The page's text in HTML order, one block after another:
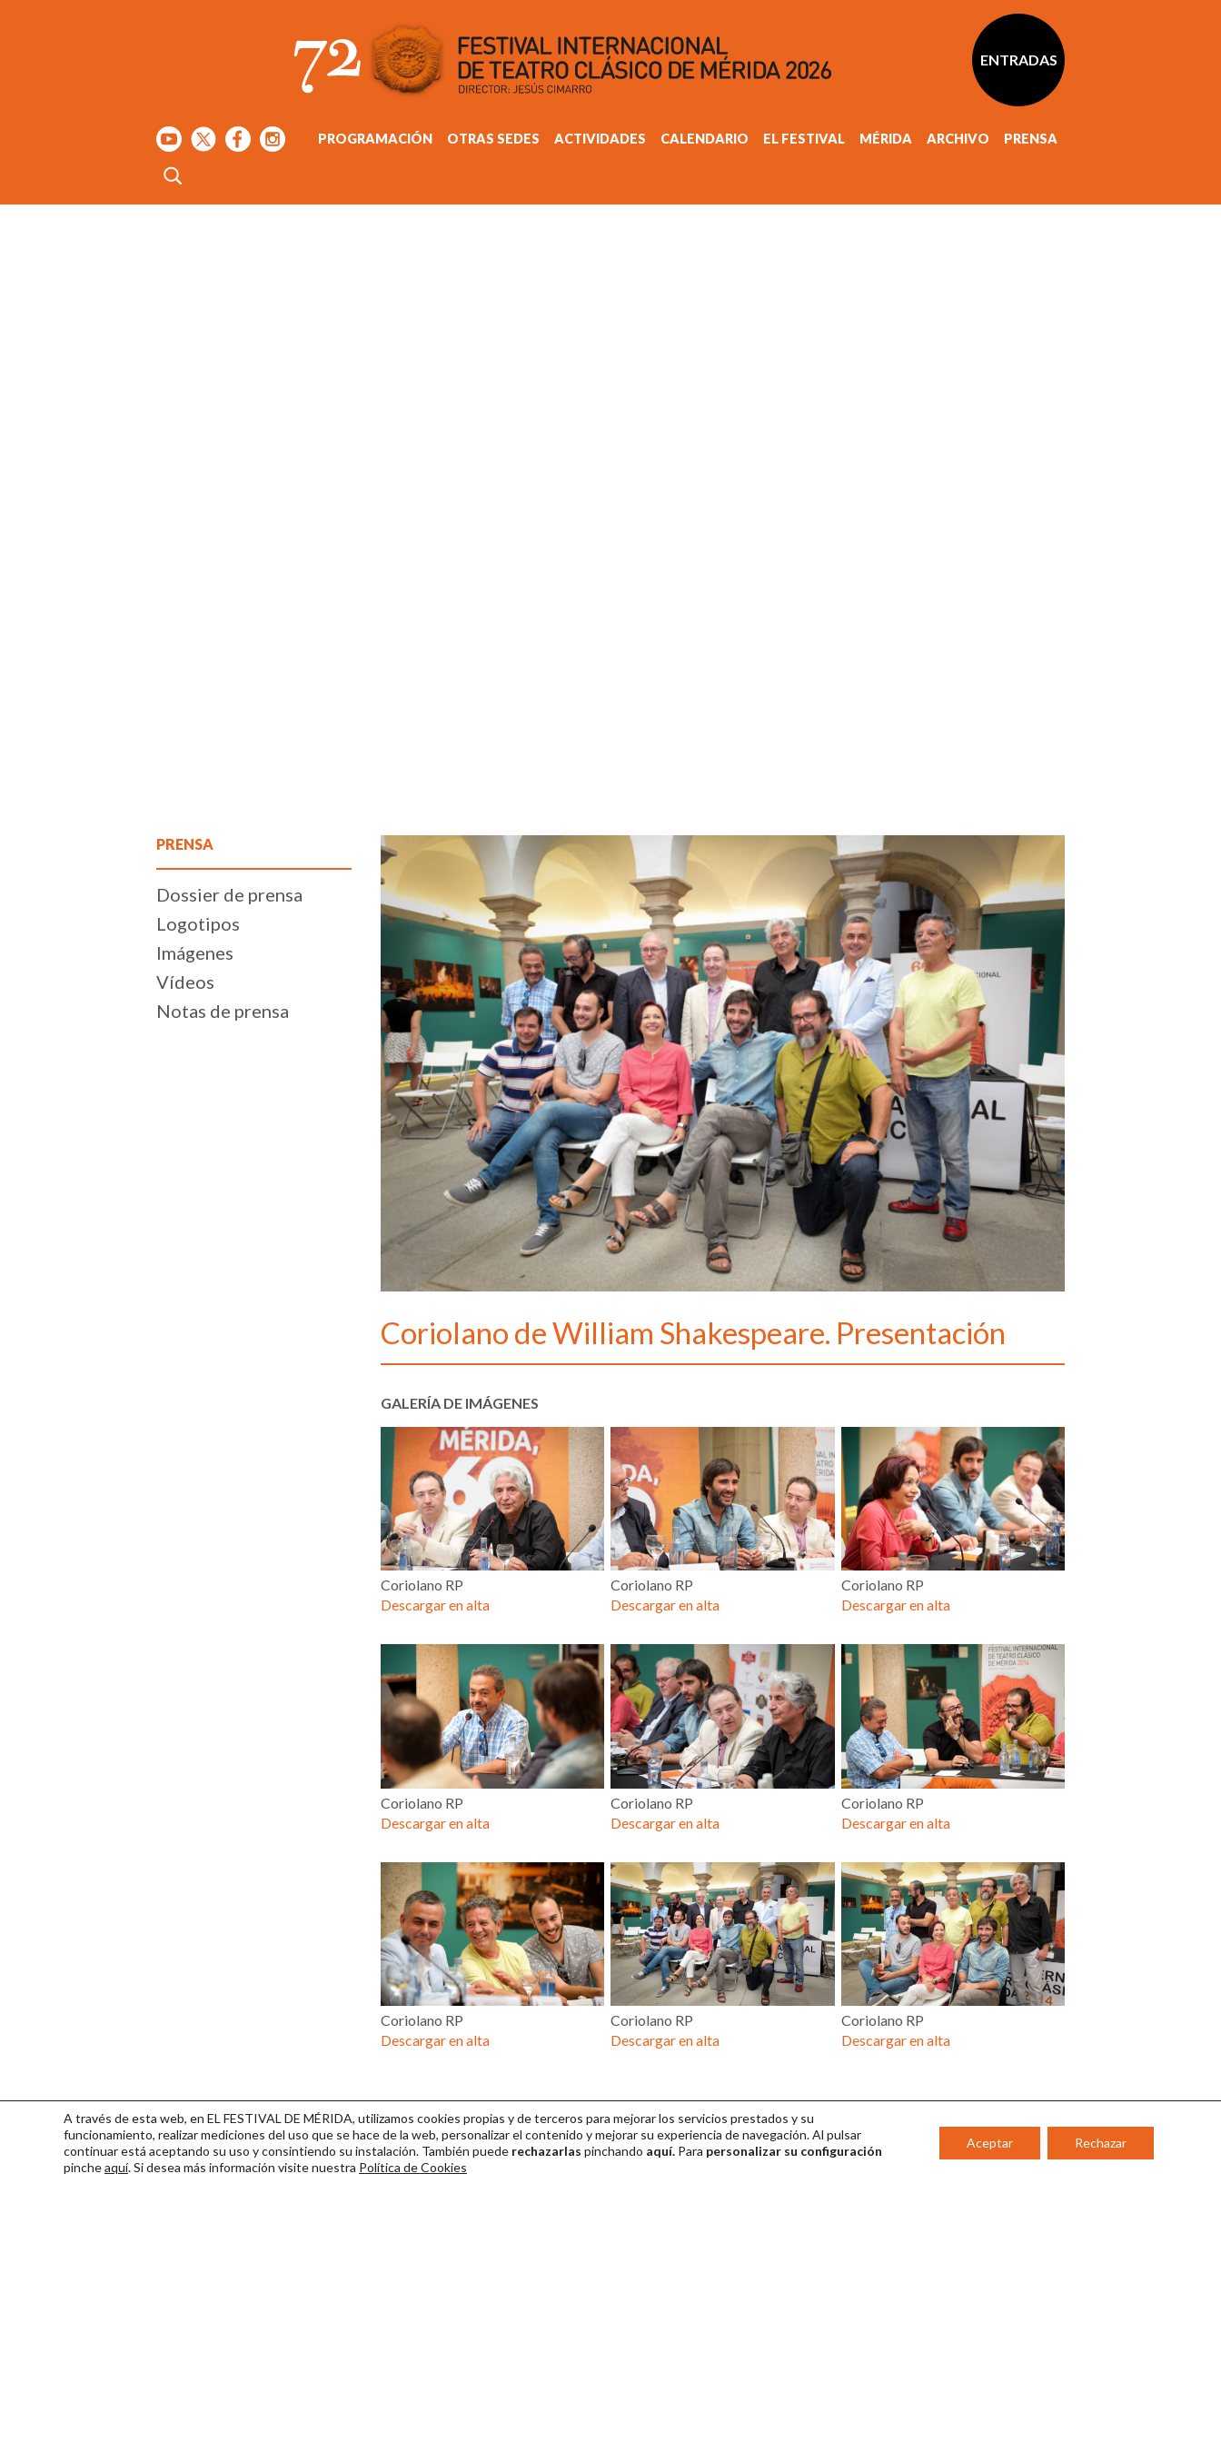
ENTRADAS
PROGRAMACIÓN OTRAS SEDES ACTIVIDADES CALENDARIO EL FESTIVAL MÉRIDA ARCHIVO PRENSA
PRENSA
Dossier de prensa
Logotipos
Imágenes
Vídeos
Notas de prensa
Coriolano de William Shakespeare. Presentación
GALERÍA DE IMÁGENES
Coriolano RP
Descargar en alta
Coriolano RP
Descargar en alta
Coriolano RP
Descargar en alta
Coriolano RP
Descargar en alta
Coriolano RP
Descargar en alta
Coriolano RP
Descargar en alta
Coriolano RP
Descargar en alta
Coriolano RP
Descargar en alta
Coriolano RP
Descargar en alta
A través de esta web, en EL FESTIVAL DE MÉRIDA, utilizamos cookies propias y de terceros para mejorar los servicios prestados y su
funcionamiento, realizar mediciones del uso que se hace de la web, personalizar el contenido y mejorar su experiencia de navegación. Al pulsar
continuarestá aceptando su uso y consintiendo su instalación. También puede rechazarlas pinchando aquí. Para personalizar su configuración
pincheaquí. Si desea más información visite nuestra Política de Cookies
Aceptar Rechazar